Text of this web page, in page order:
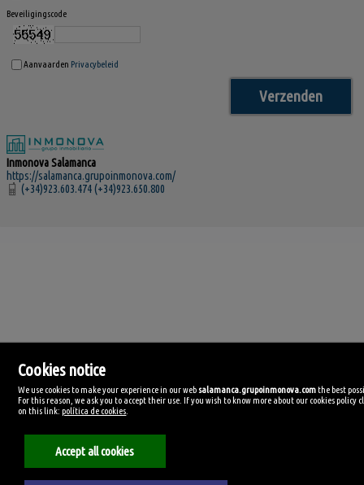
Beveiligingscode
Aanvaarden Privacybeleid
Inmonova Salamanca
https://salamanca.grupoinmonova.com/
(+34)923.603.474 (+34)923.650.800
Inmonova Salamanca
Avda. Alfonso VI, 13-15
37005 Salamanca
(+34)923.650.800
Cookies notice
We use cookies to make your experience in our web salamanca.grupoinmonova.comthe best
For this reason, we ask you to accept their use. If you wish to know more about our cookies policy
on this link:política de cookies
Accept all cookies